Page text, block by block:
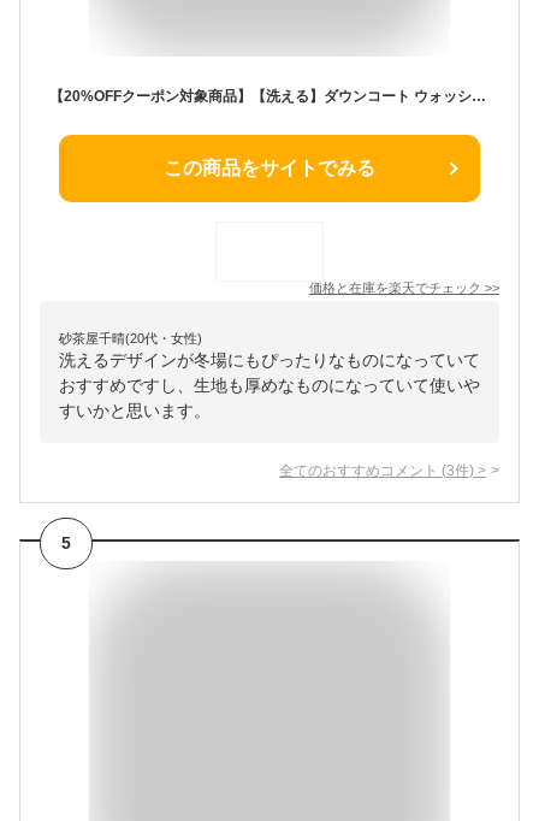
【20%OFFクーポン対象商品】【洗える】ダウンコート ウォッシャブル ダウンジャケット ロングコート 大きいサイズ ビッグシルエット ゆったり 50代 40代 30代 アウター レディース 大人 黒白 上品 防寒 体型カバー 秋冬 ロングダウン きれいめ 即日発送 プレゼント ギフト
この商品をサイトでみる
価格と在庫を楽天でチェック >>
砂茶屋千晴(20代・女性)
洗えるデザインが冬場にもぴったりなものになっていて
おすすめですし、生地も厚めなものになっていて使いや
すいかと思います。
全てのおすすめコメント (3件) >
5